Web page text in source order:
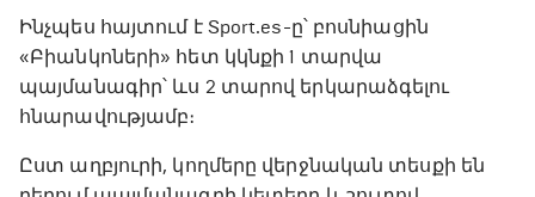
Ինչպես հայտում է Sport.es-ը՝ բոսնիացին
«Բիանկոների» հետ կկնքի 1 տարվա
պայմանագիր՝ ևս 2 տարով երկարաձգելու
հնարավությամբ։
Ըստ աղբյուրի, կողմերը վերջնական տեսքի են